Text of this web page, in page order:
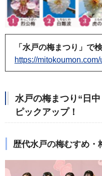
「水戸の梅まつり」で
https://
水戸の梅まつり“日
ピックアップ！
歴代水戸の梅むすめ・